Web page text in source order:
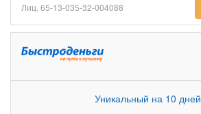
Лиц. 65-13-035-32-004088
Уникальный на 10 дней